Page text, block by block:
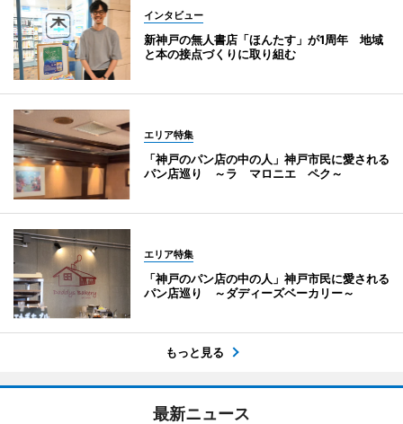
インタビュー
新神戸の無人書店「ほんたす」が1周年 地域
と本の接点づくりに取り組む
エリア特集
「神戸のパン店の中の人」神戸市民に愛される
パン店巡り ～ラ マロニエ ペク～
エリア特集
「神戸のパン店の中の人」神戸市民に愛される
パン店巡り ～ダディーズベーカリー～
もっと見る
最新ニュース